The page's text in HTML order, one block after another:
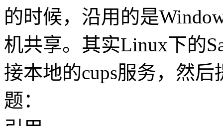
的时候，沿用的是
机共享。其实Linux下的
接本地的cups服务，然
题：